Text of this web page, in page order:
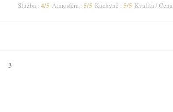
Služba : 4/5 Atmosféra : 5/5 Kuchyně : 5/5 Kvalita / Cena
3